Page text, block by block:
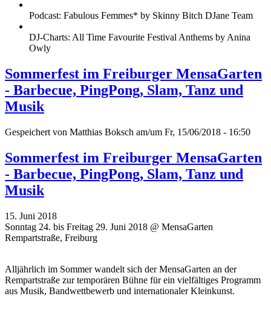
Podcast: Fabulous Femmes* by Skinny Bitch DJane Team
DJ-Charts: All Time Favourite Festival Anthems by Anina
Owly
Sommerfest im Freiburger MensaGarten
- Barbecue, PingPong, Slam, Tanz und
Musik
Gespeichert von Matthias Boksch am/um Fr, 15/06/2018 - 16:50
Sommerfest im Freiburger MensaGarten
- Barbecue, PingPong, Slam, Tanz und
Musik
15. Juni 2018
Sonntag 24. bis Freitag 29. Juni 2018 @ MensaGarten
Rempartstraße, Freiburg
Alljährlich im Sommer wandelt sich der MensaGarten an der
Rempartstraße zur temporären Bühne für ein vielfältiges Programm
aus Musik, Bandwettbewerb und internationaler Kleinkunst.